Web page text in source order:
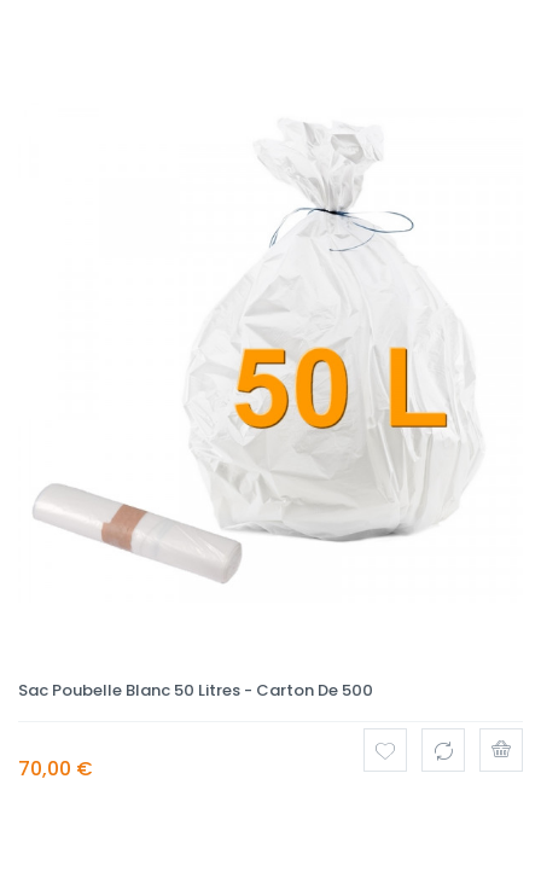
Sac Poubelle Blanc 50 Litres - Carton De 500
70,00 €